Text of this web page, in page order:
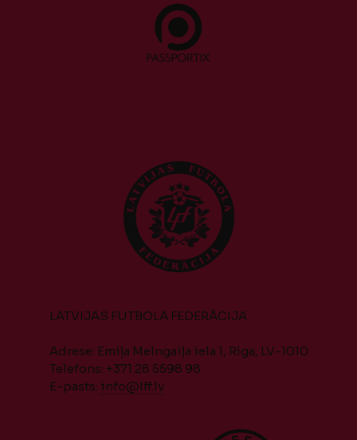
LATVIJAS FUTBOLA FEDERĀCIJA
Adrese: Emiļa Melngaiļa iela 1, Rīga, LV-1010
Telefons: +371 28 5598 98
E-pasts: info@lff.lv